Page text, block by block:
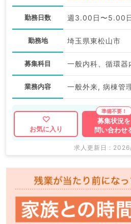
勤務日数 週3.00日〜5.00
勤務地 埼玉県東松山市
募集科目
業務内容
お気に入り
募集状況を
問い合わせ
求人更新日 :